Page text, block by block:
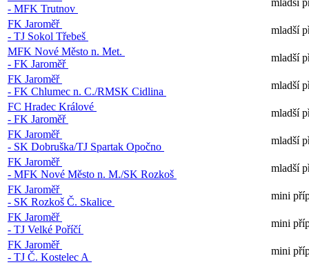
- MFK Trutnov
mladší
FK Jaroměř
- TJ Sokol Třebeš
mladší
MFK Nové Město n. Met.
- FK Jaroměř
mladší
FK Jaroměř
- FK Chlumec n. C./RMSK Cidlina
mladší
FC Hradec Králové
- FK Jaroměř
mladší
FK Jaroměř
- SK Dobruška/TJ Spartak Opočno
mladší
FK Jaroměř
- MFK Nové Město n. M./SK Rozkoš
mladší
FK Jaroměř
- SK Rozkoš Č. Skalice
mini
FK Jaroměř
- TJ Velké Poříčí
mini
FK Jaroměř
- TJ Č. Kostelec A
mini